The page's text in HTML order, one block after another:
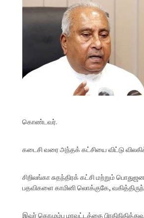
கொண்டவர்.
கடைசி வரை அந்தக் கட்சியை விட்டு
சிறிலங்கா சுதந்திரக் கட்சி மற்றும்
பதவிகளை காமினி லொக்குகே,
இவர் கொழும்பு மாவட்டத்தை